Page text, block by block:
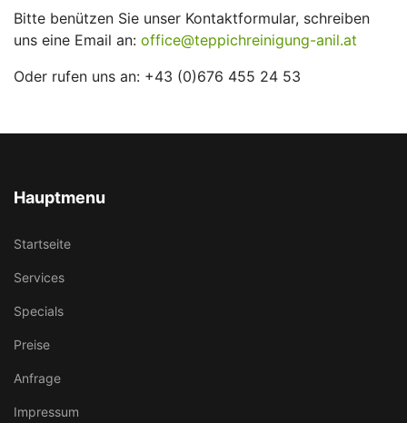
Bitte benützen Sie unser Kontaktformular, schreiben
uns eine Email an: office@teppichreinigung-anil.at
Oder rufen uns an: +43 (0)676 455 24 53
Hauptmenu
Startseite
Services
Specials
Preise
Anfrage
Impressum